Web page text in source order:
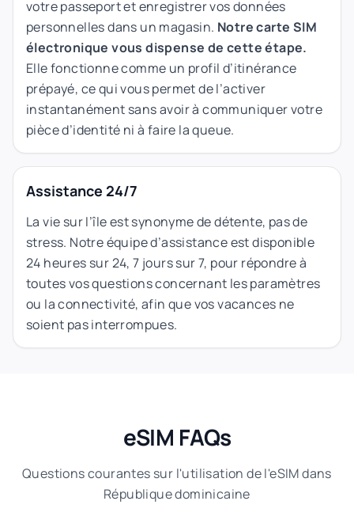
votre passeport et enregistrer vos données
personnelles dans un magasin. Notre carte SIM
électronique vous dispense de cette étape.
Elle fonctionne comme un profil d’itinérance
prépayé, ce qui vous permet de l’activer
instantanément sans avoir à communiquer votre
pièce d’identité ni à faire la queue.
Assistance 24/7
La vie sur l’île est synonyme de détente, pas de
stress. Notre équipe d’assistance est disponible
24 heures sur 24, 7 jours sur 7, pour répondre à
toutes vos questions concernant les paramètres
ou la connectivité, afin que vos vacances ne
soient pas interrompues.
eSIM FAQs
Questions courantes sur l'utilisation de l'eSIM dans
République dominicaine